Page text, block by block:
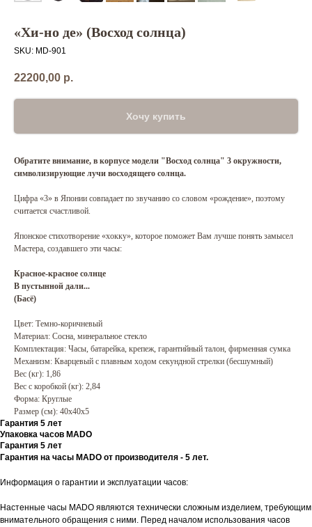
«Хи-но де» (Восход солнца)
SKU: MD-901
22200,00 р.
Хочу купить
Обратите внимание, в корпусе модели "Восход солнца" 3 окружности,
символизирующие лучи восходящего солнца.
Цифра «3» в Японии совпадает по звучанию со словом «рождение», поэтому
считается счастливой.
Японское стихотворение «хокку», которое поможет Вам лучше понять замысел
Мастера, создавшего эти часы:
Красное-красное солнце
В пустынной дали...
(Басё)
Цвет: Темно-коричневый
Материал: Сосна, минеральное стекло
Комплектация: Часы, батарейка, крепеж, гарантийный талон, фирменная сумка
Механизм: Кварцевый с плавным ходом секундной стрелки (бесшумный)
Вес (кг): 1,86
Вес с коробкой (кг): 2,84
Форма: Круглые
Размер (см): 40х40х5
Гарантия 5 лет
Упаковка часов MADO
Гарантия 5 лет
Гарантия на часы MADO от производителя - 5 лет.
Информация о гарантии и эксплуатации часов:
Настенные часы MADO являются технически сложным изделием, требующим
внимательного обращения с ними. Перед началом использования часов